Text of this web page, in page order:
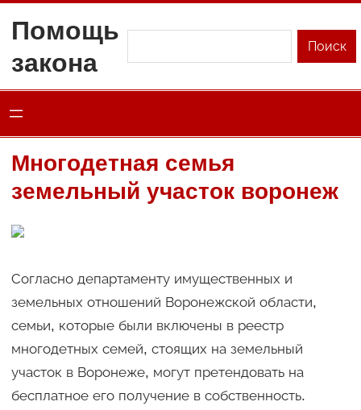
содержимому
Помощь
закона
Поиск
Многодетная семья
земельный участок воронеж
Согласно департаменту имущественных и
земельных отношений Воронежской области,
семьи, которые были включены в реестр
многодетных семей, стоящих на земельный
участок в Воронеже, могут претендовать на
бесплатное его получение в собственность.